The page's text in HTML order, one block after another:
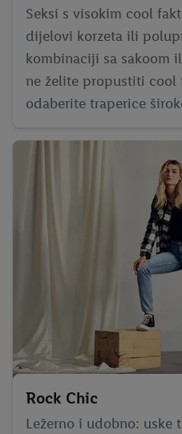
Seksi s visokim cool
dijelovi korzeta ili
kombinaciji sa sakoom
ne želite propustiti cool
odaberite traperice
Rock Chic
Ležerno i udobno: uske